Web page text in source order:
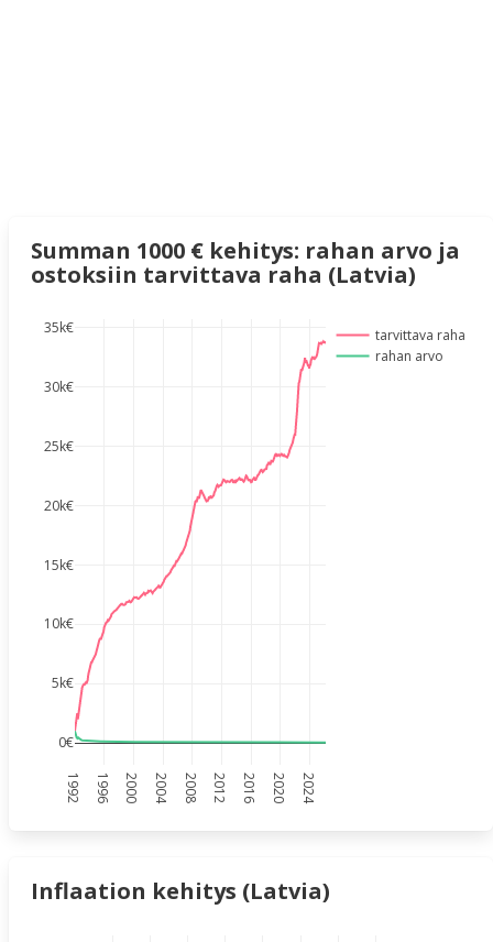
Summan 1000 € kehitys: rahan arvo ja
ostoksiin tarvittava raha (Latvia)
1992 1996 2000 2004 2008 2012 2016 2020 2024
0€
5k€
10k€
15k€
20k€
25k€
30k€
35k€
tarvittava raha
rahan arvo
Inflaation kehitys (Latvia)